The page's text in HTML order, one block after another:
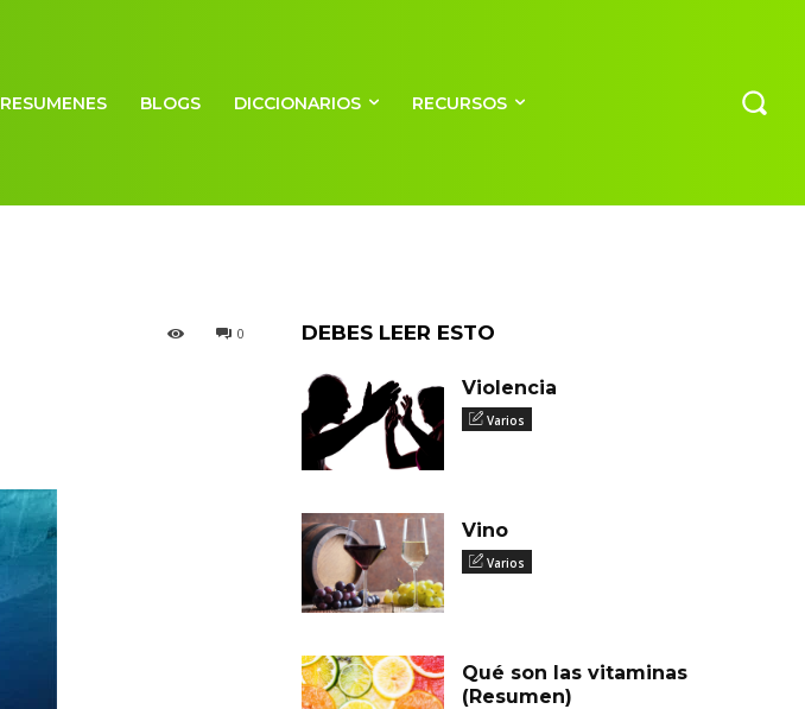
RESUMENES BLOGS DICCIONARIOS RECURSOS
0 DEBES LEER ESTO
Violencia
Varios
Vino
Varios
Qué son las vitaminas
(Resumen)